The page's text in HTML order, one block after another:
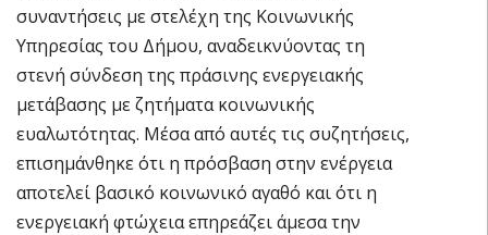
συναντήσεις με στελέχη της Κοινωνικής
Υπηρεσίας του Δήμου, αναδεικνύοντας τη
στενή σύνδεση της πράσινης ενεργειακής
μετάβασης με ζητήματα κοινωνικής
ευαλωτότητας. Μέσα από αυτές τις συζητήσεις,
επισημάνθηκε ότι η πρόσβαση στην ενέργεια
αποτελεί βασικό κοινωνικό αγαθό και ότι η
ενεργειακή φτώχεια επηρεάζει άμεσα την